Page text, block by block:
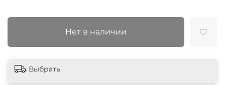
Нет в наличии
Выбрать